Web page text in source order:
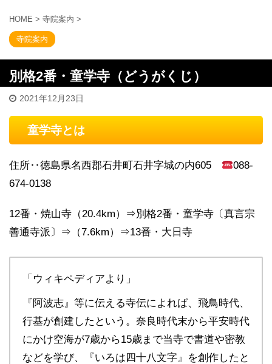
HOME > 寺院案内 >
寺院案内
別格2番・童学寺（どうがくじ）
2021年12月23日
童学寺とは
住所‥徳島県名西郡石井町石井字城の内605
088-
674-0138
12番・焼山寺（20.4km）⇒別格2番・童学寺〔真言宗
善通寺派〕⇒（7.6km）⇒13番・大日寺
「ウィキペディアより」
『阿波志』等に伝える寺伝によれば、飛鳥時代、
行基が創建したという。奈良時代末から平安時代
にかけ空海が7歳から15歳まで当寺で書道や密教
などを学び、『いろは四十八文字』を創作したと